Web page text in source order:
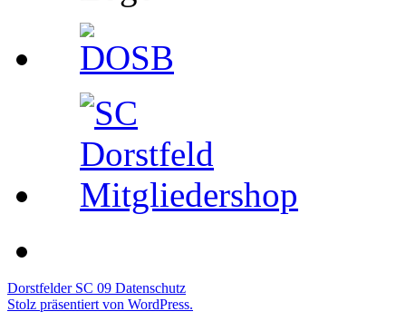
Dorstfelder SC 09 Datenschutz
Stolz präsentiert von WordPress.